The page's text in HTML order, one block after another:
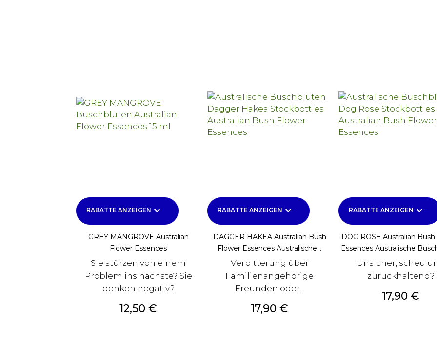
RABATTE ANZEIGEN keyboard_arrow_down
GREY MANGROVE Australian
Flower Essences
Sie stürzen von einem
Problem ins nächste? Sie
denken negativ?
Preis
12,50 €
RABATTE ANZEIGEN keyboard_arrow_down
DAGGER HAKEA Australian Bush
Flower Essences Australische...
Verbitterung über
Familienangehörige
Freunden oder...
Preis
17,90 €
RABATTE ANZEIGEN keyboard_arrow_down
DOG ROSE Australian
Essences Australische
Unsicher, scheu
zurückhaltend?
Preis
17,90 €